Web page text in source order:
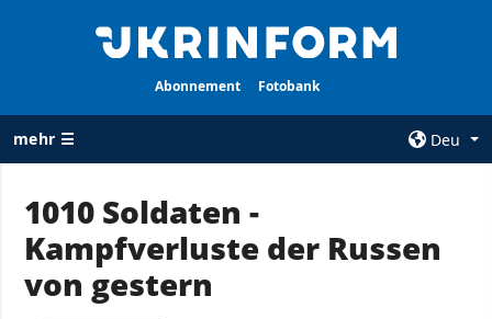
Abonnement Fotobank
mehr ☰
Deu
ALLE
RUBRIKEN
Krieg
AGENTUR
1010 Soldaten -
Kampfverluste der Russen
von gestern